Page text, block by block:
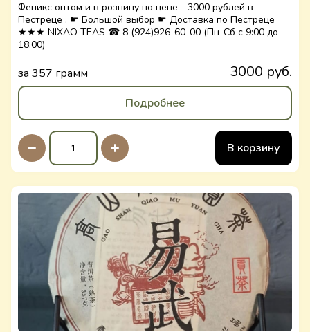
Феникс оптом и в розницу по цене - 3000 рублей в
Пестреце . ☛ Большой выбор ☛ Доставка по Пестреце
★★★ NIXAO TEAS ☎ 8 (924)926-60-00 (Пн-Сб с 9:00 до
18:00)
за 357 грамм 3000 руб.
Подробнее
В корзину